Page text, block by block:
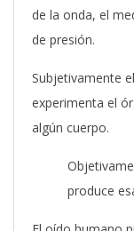
de la onda, el
de presión.
Subjetivamente
experimenta el
algún cuerpo.
produce